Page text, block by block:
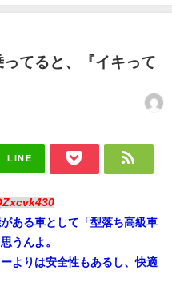
てると、『イキって
LINE
ある車として「型落ち高級車
うんよ。
よりは安全性もあるし、快適